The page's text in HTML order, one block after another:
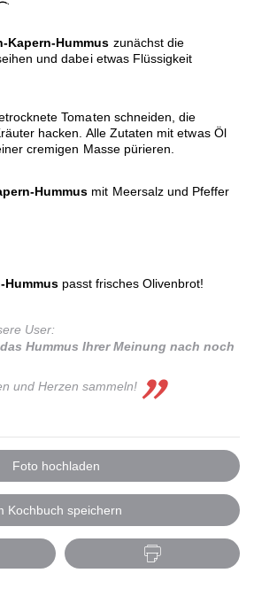
Kapern-Hummus zunächst die
und dabei etwas Flüssigkeit
Tomaten schneiden, die
hacken. Alle Zutaten mit etwas Öl
cremigen Masse pürieren.
Hummus mit Meersalz und Pfeffer
Hummus passt frisches Olivenbrot!
User:
Hummus Ihrer Meinung nach noch
und Herzen sammeln!
Foto hochladen
Kochbuch speichern